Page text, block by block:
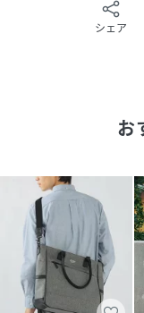
光沢感：ややあり
サイズ感：収納力
素材感：ケアがしや
部のフェイクレザ
ポイント：ジムは
で活躍間違いなし！
性別タイプ
シェア
お